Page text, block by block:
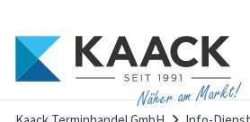
Näher am Markt!